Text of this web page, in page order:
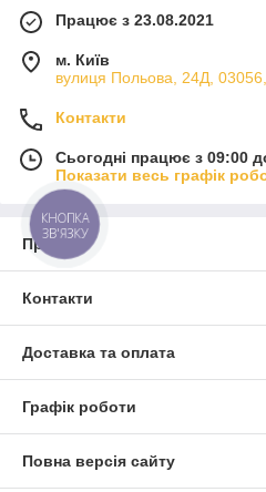
Працює з 23.08.2021
м. Київ
вулиця Польова, 24Д, 03056,
Контакти
Сьогодні працює з 09:00
Показати весь графік
Про нас
Контакти
Доставка та оплата
Графік роботи
Повна версія сайту
КНОПКА
ЗВ'ЯЗКУ